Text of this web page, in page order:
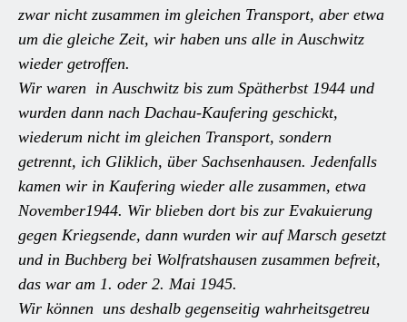
zwar nicht zusammen im gleichen Transport, aber etwa
um die gleiche Zeit, wir haben uns alle in Auschwitz
wieder getroffen.
Wir waren in Auschwitz bis zum Spätherbst 1944 und
wurden dann nach Dachau-Kaufering geschickt,
wiederum nicht im gleichen Transport, sondern
getrennt, ich Gliklich, über Sachsenhausen. Jedenfalls
kamen wir in Kaufering wieder alle zusammen, etwa
November1944. Wir blieben dort bis zur Evakuierung
gegen Kriegsende, dann wurden wir auf Marsch gesetzt
und in Buchberg bei Wolfratshausen zusammen befreit,
das war am 1. oder 2. Mai 1945.
Wir können uns deshalb gegenseitig wahrheitsgetreu